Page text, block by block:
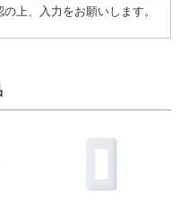
上、入力をお願いします。